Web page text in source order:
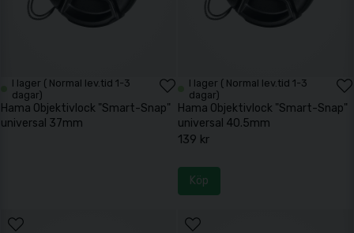
I lager ( Normal lev.tid 1-3
dagar)
Hama Objektivlock "Smart-Snap"
universal 37mm
I lager ( Normal lev.tid 1-3
dagar)
Hama Objektivlock "Smart-Snap"
universal 40.5mm
139 kr
Köp